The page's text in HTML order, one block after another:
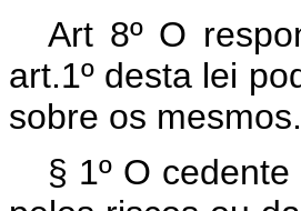
Art 8º O
art.1º desta lei
sobre os mesmos.
§ 1º O